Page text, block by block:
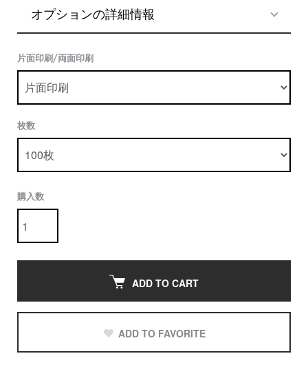
オプションの詳細情報
片面印刷/両面印刷
枚数
購入数
ADD TO CART
ADD TO FAVORITE